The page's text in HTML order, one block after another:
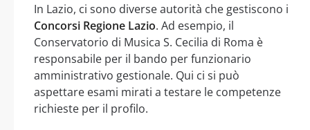
In Lazio, ci sono diverse autorità che gestiscono i
Concorsi Regione Lazio. Ad esempio, il
Conservatorio di Musica S. Cecilia di Roma è
responsabile per il bando per funzionario
amministrativo gestionale. Qui ci si può
aspettare esami mirati a testare le competenze
richieste per il profilo.